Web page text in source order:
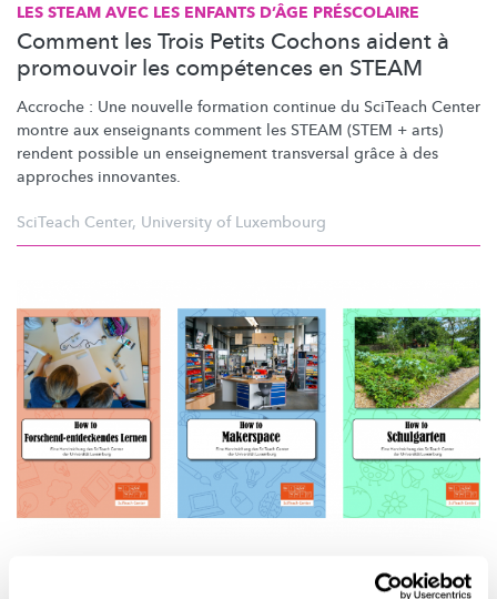
LES STEAM AVEC LES ENFANTS D’ÂGE PRÉSCOLAIRE
Comment les Trois Petits Cochons aident à
promouvoir les compétences en STEAM
Accroche : Une nouvelle formation continue du SciTeach Center
montre aux enseignants comment les STEAM (STEM + arts)
rendent possible un enseignement transversal grâce à des
approches innovantes.
SciTeach Center, University of Luxembourg